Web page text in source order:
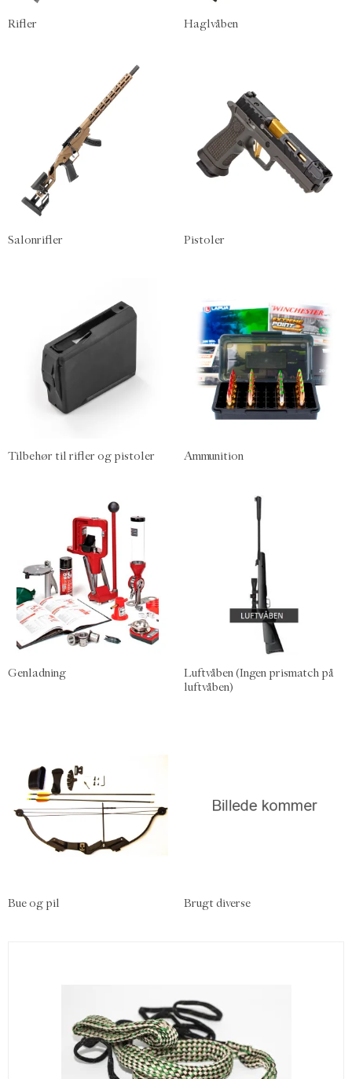
Rifler Haglvåben
Salonrifler Pistoler
Tilbehør til rifler og pistoler Ammunition
Genladning
Luftvåben (Ingen prismatch på
luftvåben)
Bue og pil Brugt diverse